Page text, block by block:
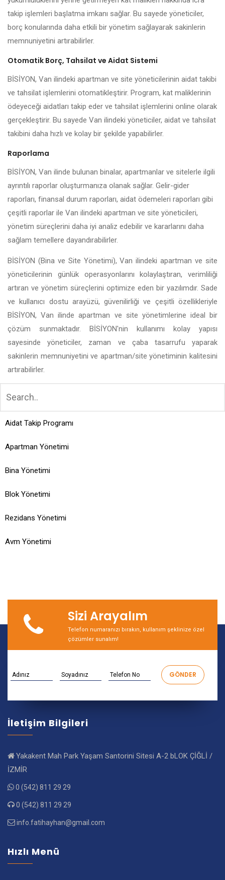
takip işlemleri başlatma imkanı sağlar. Bu sayede yöneticiler,
borç konularında daha etkili bir yönetim sağlayarak sakinlerin
memnuniyetini artırabilirler.
Otomatik Borç, Tahsilat ve Aidat Sistemi
BİSİYON, Van ilindeki apartman ve site yöneticilerinin aidat takibi
ve tahsilat işlemlerini otomatikleştirir. Program, kat maliklerinin
ödeyeceği aidatları takip eder ve tahsilat işlemlerini online olarak
gerçekleştirir. Bu sayede Van ilindeki yöneticiler, aidat ve tahsilat
takibini daha hızlı ve kolay bir şekilde yapabilirler.
Raporlama
BİSİYON, Van ilinde bulunan binalar, apartmanlar ve sitelerle ilgili
ayrıntılı raporlar oluşturmanıza olanak sağlar. Gelir-gider
raporları, finansal durum raporları, aidat ödemeleri raporları gibi
çeşitli raporlar ile Van ilindeki apartman ve site yöneticileri,
yönetim süreçlerini daha iyi analiz edebilir ve kararlarını daha
sağlam temellere dayandırabilirler.
BİSİYON (Bina ve Site Yönetimi), Van ilindeki apartman ve site
yöneticilerinin günlük operasyonlarını kolaylaştıran, verimliliği
artıran ve yönetim süreçlerini optimize eden bir yazılımdır. Sade
ve kullanıcı dostu arayüzü, güvenilirliği ve çeşitli özellikleriyle
BİSİYON, Van ilinde apartman ve site yönetimlerine ideal bir
çözüm sunmaktadır. BİSİYON'nin kullanımı kolay yapısı
sayesinde yöneticiler, zaman ve çaba tasarrufu yaparak
sakinlerin memnuniyetini ve apartman/site yönetiminin kalitesini
artırabilirler.
Aidat Takip Programı
Apartman Yönetimi
Bina Yönetimi
Blok Yönetimi
Rezidans Yönetimi
Avm Yönetimi
Sizi Arayalım
Telefon numaranızı bırakın, kullanım şeklinize özel
çözümler sunalım!
İletişim Bilgileri
Yakakent Mah Park Yaşam Santorini Sitesi A-2 bLOK ÇİĞLİ /
İZMİR
0 (542) 811 29 29
0 (542) 811 29 29
info.fatihayhan@gmail.com
Hızlı Menü